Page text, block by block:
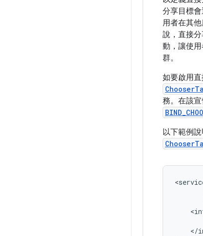
分享目標會
用者在其
說，直接
動，讓使
群。
如要啟用
務。在該
以下範例
</